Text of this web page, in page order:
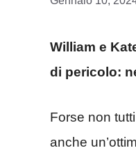
William e
di pericolo:
Forse non
anche